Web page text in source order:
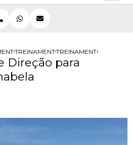
PARA MOTOCICLISTAS
TREINAMENTO DE DIRECAO PARA
TREINAMENTO DE
Direção para